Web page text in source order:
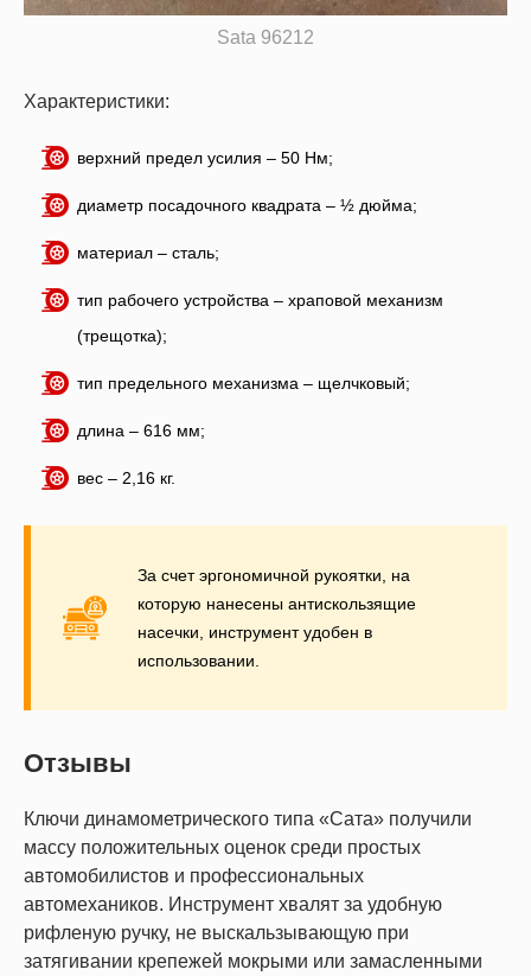
Sata 96212
Характеристики:
верхний предел усилия – 50 Нм;
диаметр посадочного квадрата – ½ дюйма;
материал – сталь;
тип рабочего устройства – храповой механизм
(трещотка);
тип предельного механизма – щелчковый;
длина – 616 мм;
вес – 2,16 кг.
За счет эргономичной рукоятки, на
которую нанесены антискользящие
насечки, инструмент удобен в
использовании.
Отзывы
Ключи динамометрического типа «Сата» получили
массу положительных оценок среди простых
автомобилистов и профессиональных
автомехаников. Инструмент хвалят за удобную
рифленую ручку, не выскальзывающую при
затягивании крепежей мокрыми или замасленными